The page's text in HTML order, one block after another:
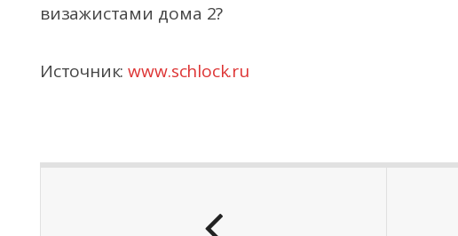
визажистами дома 2?
Источник:www.schlock.ru